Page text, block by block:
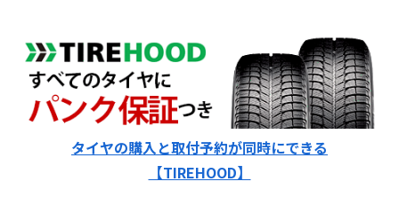
タイヤの購入と取付予約が同時にできる
【TIREHOOD】